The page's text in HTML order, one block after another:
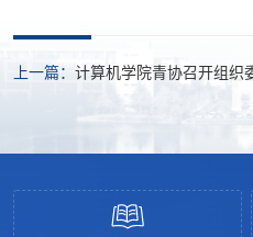
上一篇： 计算机学院青协召开组织